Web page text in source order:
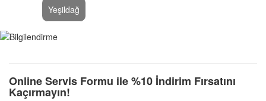
Yeşildağ
Online Servis Formu ile %10 İndirim Fırsatını
Kaçırmayın!